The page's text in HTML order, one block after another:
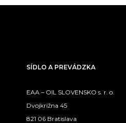
SÍDLO A PREVÁDZKA
EAA – OIL SLOVENSKO s. r. o.
Dvojkrížna 45
821 06 Bratislava